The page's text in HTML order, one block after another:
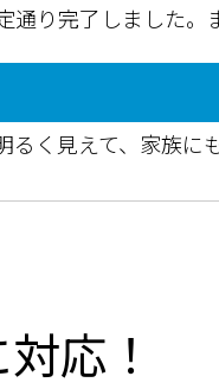
通り完了しました。
く見えて、家族に
応！